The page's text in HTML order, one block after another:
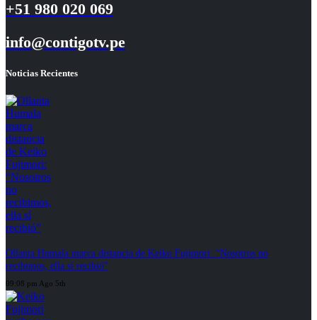
+51 980 020 069
info@contigotv.pe
Noticias Recientes
Ollanta Humala marca distancia de Keiko Fujimori: “Nosotros no
recibimos, ella sí recibió”
09:08 pm Ago 5th